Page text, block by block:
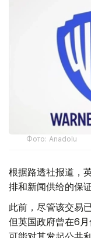
Фото: Аnadolu
根据路透社报道，
排和新闻供给的保
此前，尽管该交易
但英国政府曾在6